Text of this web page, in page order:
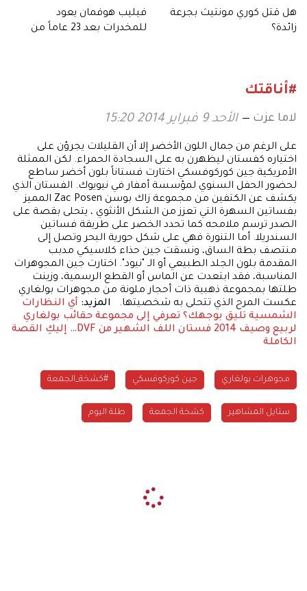
هل قتل كوري مونتيث بجرعة
زائدة؟
فيليب هوفمان يعود
للمخدرات بعد 23 عاماً من
#أناقتك
لاما عزت الأحد 9 فبراير 2014 15:20
على الرغم من جمال اللون الأخضر إلا أن القليلات يجرؤن على
اختياره كفستان ليظهرن به على السجادة الحمراء. لكن الممثلة
الأمريكية جين كوركوفسكي اختارت فستاناً بلون أخضر ساطع
لحضور الحفل السنوي لمؤسسة أمفار في نيويوك. الفستان الذي
يكشف عن الكتفين من مجموعة زاك بوسن Zac Posen المميز
بفساتين السهرة التي تعزز من الشكل الأنثوي ، يتحلى بقصة على
الصدر ترسم ملامحه كما تحدد الخصر على طريقة فساتين
السندريلا. أما التنورة فهي على شكل حورية البحر وتصل إلى
منتصف بطة الساق، ونسقت جين حذاء كلاسيكي مدبب
المقدمة بلون الجلد الطبيعي أو الـ "نيود". اختارت جين المجوهرات
المناسبة، فقد ابتعدت عن الماس أو القطع الرسمية، وزينت
طلتها بمجموعة ذهبية ذات أحجار ملونة من مجوهرات بولغاري
عكست المرح الذي تتحلى به شخصيتها.
المزيد: أي النظارات
الشمسية تليق بوجهك؟ تعرفي إلى مجموعة حقائب بولغاري
لربيع وصيف 2014
فستان اللف الشهير من DVF… إليكِ القصة
الكاملة
مجوهرات بولغاري جين كوركوفسكي #كشخة_الجمعة
ستايل المشاهير كشخة الجمعة طلة اليوم